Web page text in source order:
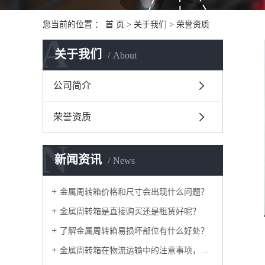
您当前的位置 ： 首 页 > 关于我们 > 荣誉资质
关于我们 About
A
公司简介
荣誉资质
新闻资讯 News
N
金属周转箱价格和尺寸会出现什么问题？
金属周转箱是直接购买还是租赁好呢？
了解金属周转箱易损坏部位有什么好处？
金属周转箱在物流运输中的注意事项，如何采购？